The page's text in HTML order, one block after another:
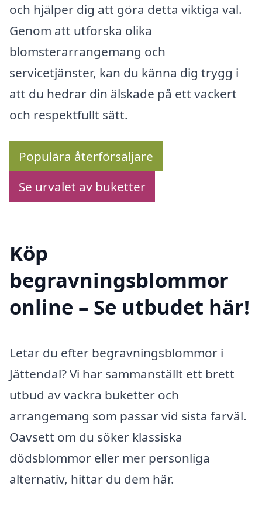
och hjälper dig att göra detta viktiga val.
Genom att utforska olika
blomsterarrangemang och
servicetjänster, kan du känna dig trygg i
att du hedrar din älskade på ett vackert
och respektfullt sätt.
Populära återförsäljare
Se urvalet av buketter
Köp
begravningsblommor
online – Se utbudet här!
Letar du efter begravningsblommor i
Jättendal? Vi har sammanställt ett brett
utbud av vackra buketter och
arrangemang som passar vid sista farväl.
Oavsett om du söker klassiska
dödsblommor eller mer personliga
alternativ, hittar du dem här.